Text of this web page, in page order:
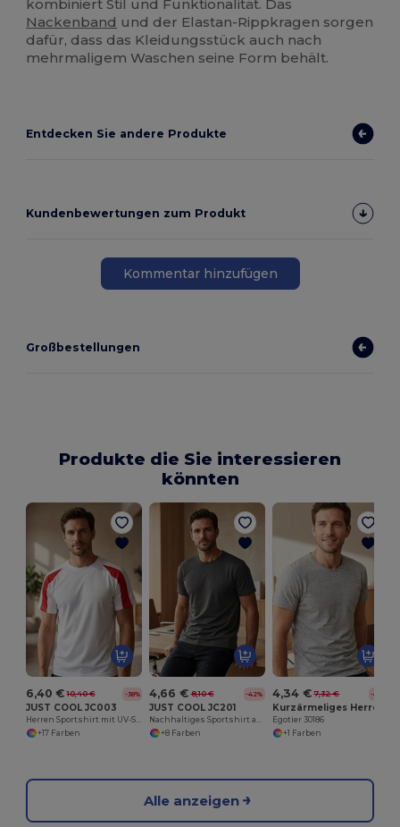
kombiniert Stil und Funktionalität. Das
Nackenband und der Elastan-Rippkragen sorgen
dafür, dass das Kleidungsstück auch nach
mehrmaligem Waschen seine Form behält.
Entdecken Sie andere Produkte
Kundenbewertungen zum Produkt
Kommentar hinzufügen
Großbestellungen
Produkte die Sie interessieren
könnten
6,40 € 10,40 € -38%
JUST COOL JC003
Herren Sportshirt mit UV-Schutz und Atmungsaktivität
+17 Farben
4,66 € 8,10 € -42%
JUST COOL JC201
Nachhaltiges Sportshirt aus Recycling-Polyester
+8 Farben
4,34 € 7,32 € -41%
Egotier 30186
+1 Farben
Alle anzeigen